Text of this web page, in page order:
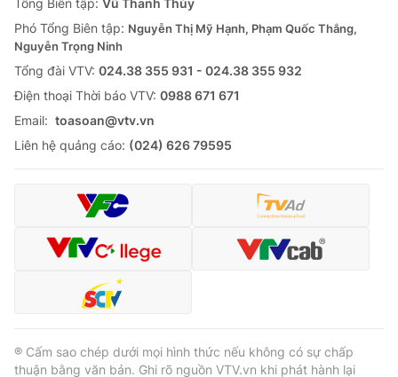
Tổng Biên tập: Vũ Thanh Thủy
Phó Tổng Biên tập: Nguyễn Thị Mỹ Hạnh, Phạm Quốc Thắng,
Nguyễn Trọng Ninh
Tổng đài VTV: 024.38 355 931 - 024.38 355 932
Ðiện thoại Thời báo VTV: 0988 671 671
Email: toasoan@vtv.vn
Liên hệ quảng cáo: (024) 626 79595
® Cấm sao chép dưới mọi hình thức nếu không có sự chấp
thuận bằng văn bản. Ghi rõ nguồn VTV.vn khi phát hành lại